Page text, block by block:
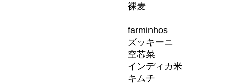
裸麦
farminhos
ズッキーニ
空芯菜
インディカ米
キムチ